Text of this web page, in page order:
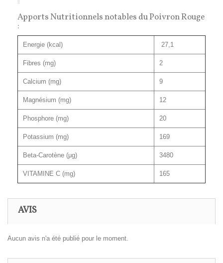
Apports Nutritionnels notables du Poivron Rouge
:
Energie (kcal) 27,1
Fibres (mg) 2
Calcium (mg) 9
Magnésium (mg) 12
Phosphore (mg) 20
Potassium (mg) 169
Beta-Carotène (μg) 3480
VITAMINE C (mg) 165
AVIS
Aucun avis n'a été publié pour le moment.